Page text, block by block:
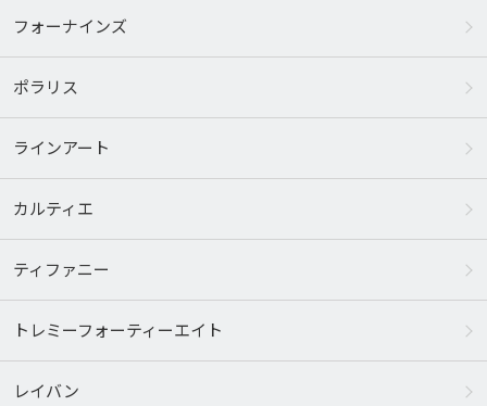
フォーナインズ
ポラリス
ラインアート
カルティエ
ティファニー
トレミーフォーティーエイト
レイバン